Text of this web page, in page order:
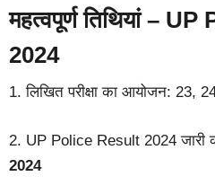
महत्वपूर्ण तिथियां –
2024
1. लिखित परीक्षा का आयोजन:
2. UP Police Result 2024 जारी
2024